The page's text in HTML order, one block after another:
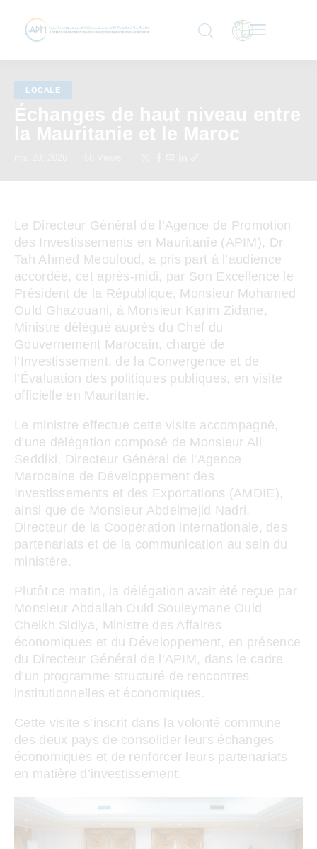
LOCALE
Le Directeur Général de l’Agence de Promotion
des Investissements en Mauritanie (APIM), Dr
Tah Ahmed Meouloud, a pris part à l’audience
accordée, cet après-midi, par Son Excellence le
Président de la République, Monsieur Mohamed
Ould Ghazouani, à Monsieur Karim Zidane,
Ministre délégué auprès du Chef du
Gouvernement Marocain, chargé de
l’Investissement, de la Convergence et de
l’Évaluation des politiques publiques, en visite
officielle en Mauritanie.
Le ministre effectue cette visite accompagné,
d’une délégation composé de Monsieur Ali
Seddiki, Directeur Général de l’Agence
Marocaine de Développement des
Investissements et des Exportations (AMDIE),
ainsi que de Monsieur Abdelmejid Nadri,
Directeur de la Coopération internationale, des
partenariats et de la communication au sein du
ministère.
Plutôt ce matin, la délégation avait été reçue par
Monsieur Abdallah Ould Souleymane Ould
Cheikh Sidiya, Ministre des Affaires
économiques et du Développement, en présence
du Directeur Général de l’APIM, dans le cadre
d’un programme structuré de rencontres
institutionnelles et économiques.
Cette visite s’inscrit dans la volonté commune
des deux pays de consolider leurs échanges
économiques et de renforcer leurs partenariats
en matière d’investissement.